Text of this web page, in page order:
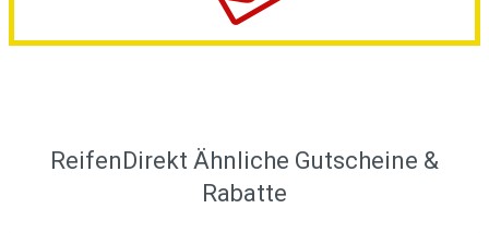
ReifenDirekt Ähnliche Gutscheine &
Rabatte